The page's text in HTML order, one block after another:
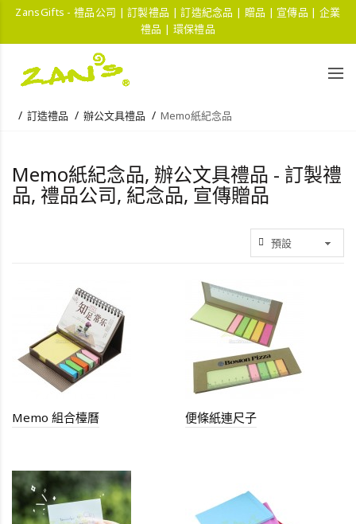
ZansGifts - 禮品公司 | 訂製禮品 | 訂造紀念品 | 贈品 | 宣傳品 | 企業
禮品 | 環保禮品
訂造禮品 辦公文具禮品 Memo紙紀念品
Memo紙紀念品, 辦公文具禮品 - 訂製禮
品, 禮品公司, 紀念品, 宣傳贈品
Memo 組合檯曆 便條紙連尺子